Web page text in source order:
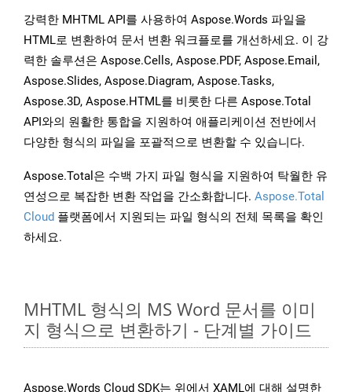
강력한 MHTML API를 사용하여 Aspose.Words 파일을
HTML로 변환하여 문서 변환 워크플로를 개선하세요. 이 강
력한 솔루션은 Aspose.Cells, Aspose.PDF, Aspose.Email,
Aspose.Slides, Aspose.Diagram, Aspose.Tasks,
Aspose.3D, Aspose.HTML를 비롯한 다른 Aspose.Total
API와의 원활한 통합을 지원하여 애플리케이션 전반에서
다양한 형식의 파일을 포괄적으로 변환할 수 있습니다.
Aspose.Total은 수백 가지 파일 형식을 지원하여 탁월한 유
연성으로 복잡한 변환 작업을 간소화합니다. Aspose.Total
Cloud 플랫폼에서 지원되는 파일 형식의 전체 목록을 확인
하세요.
MHTML 형식의 MS Word 문서를 이미
지 형식으로 변환하기 - 단계별 가이드
Aspose.Words Cloud SDK는 위에서 XAML에 대해 설명한